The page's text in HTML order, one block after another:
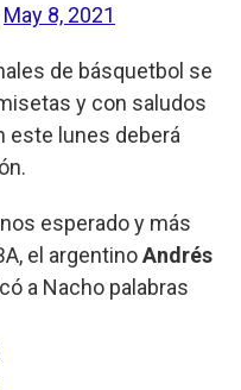
May 8, 2021
de básquetbol se
y con saludos
este lunes deberá
esperado y más
el argentinoAndrés
a Nacho palabras